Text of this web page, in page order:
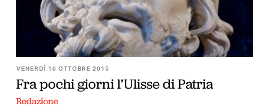
VENERDÌ 16 OTTOBRE 2015
Fra pochi giorni l’Ulisse di Patria
Redazione